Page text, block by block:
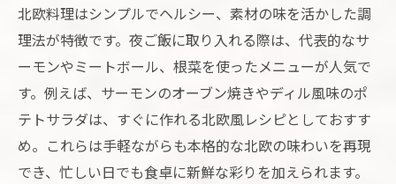
サーモン活用で北欧風夜ご飯を華やかに
夜ご飯を華やかにする北欧料理サーモン活
用法
簡単サーモンレシピで北欧風夜ご飯を実現
サーモンが主役の北欧ごはん夜ご飯アイデ
ィア
北欧料理はシンプルでヘルシー、素材の味を活かした調
理法が特徴です。夜ご飯に取り入れる際は、代表的なサ
ーモンやミートボール、根菜を使ったメニューが人気で
す。例えば、サーモンのオーブン焼きやディル風味のポ
テトサラダは、すぐに作れる北欧風レシピとしておすす
め。これらは手軽ながらも本格的な北欧の味わいを再現
でき、忙しい日でも食卓に新鮮な彩りを加えられます。